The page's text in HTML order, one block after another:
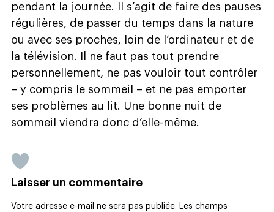
pendant la journée. Il s’agit de faire des pauses
régulières, de passer du temps dans la nature
ou avec ses proches, loin de l’ordinateur et de
la télévision. Il ne faut pas tout prendre
personnellement, ne pas vouloir tout contrôler
– y compris le sommeil – et ne pas emporter
ses problèmes au lit. Une bonne nuit de
sommeil viendra donc d’elle-même.
Laisser un commentaire
Votre adresse e-mail ne sera pas publiée. Les champs